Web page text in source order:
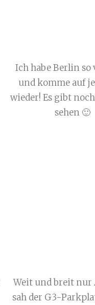
Ich habe Berlin so
und komme auf
wieder! Es gibt
sehen 🙂
Weit und breit nur
sah der G3-